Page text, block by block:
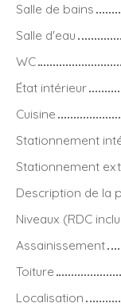
Salle de bains
Salle d'eau
WC
État intérieur
Cuisine
Stationnement
Stationnement
Description de la
Niveaux (RDC
Assainissement
Toiture
Localisation